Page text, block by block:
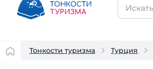
Тонкости туризма Турция